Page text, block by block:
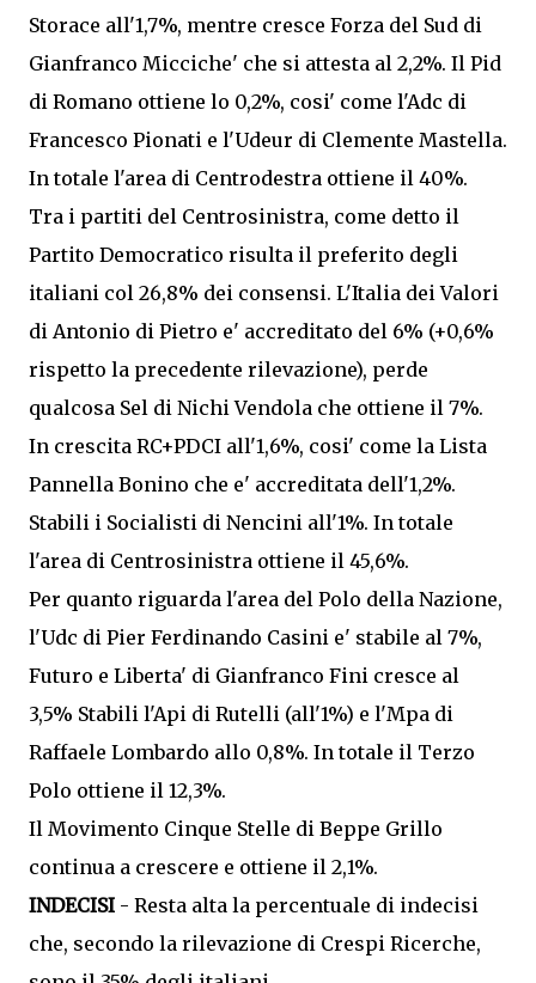
Storace all'1,7%, mentre cresce Forza del Sud di
Gianfranco Micciche' che si attesta al 2,2%. Il Pid
di Romano ottiene lo 0,2%, cosi' come l'Adc di
Francesco Pionati e l'Udeur di Clemente Mastella.
In totale l'area di Centrodestra ottiene il 40%.
Tra i partiti del Centrosinistra, come detto il
Partito Democratico risulta il preferito degli
italiani col 26,8% dei consensi. L'Italia dei Valori
di Antonio di Pietro e' accreditato del 6% (+0,6%
rispetto la precedente rilevazione), perde
qualcosa Sel di Nichi Vendola che ottiene il 7%.
In crescita RC+PDCI all'1,6%, cosi' come la Lista
Pannella Bonino che e' accreditata dell'1,2%.
Stabili i Socialisti di Nencini all'1%. In totale
l'area di Centrosinistra ottiene il 45,6%.
Per quanto riguarda l'area del Polo della Nazione,
l'Udc di Pier Ferdinando Casini e' stabile al 7%,
Futuro e Liberta' di Gianfranco Fini cresce al
3,5% Stabili l'Api di Rutelli (all'1%) e l'Mpa di
Raffaele Lombardo allo 0,8%. In totale il Terzo
Polo ottiene il 12,3%.
Il Movimento Cinque Stelle di Beppe Grillo
continua a crescere e ottiene il 2,1%.
INDECISI - Resta alta la percentuale di indecisi
che, secondo la rilevazione di Crespi Ricerche,